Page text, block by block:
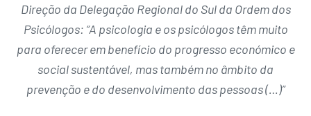
Direção da Delegação Regional do Sul da Ordem dos
Psicólogos: “A psicologia e os psicólogos têm muito
para oferecer em benefício do progresso económico e
social sustentável, mas também no âmbito da
prevenção e do desenvolvimento das pessoas (…)”